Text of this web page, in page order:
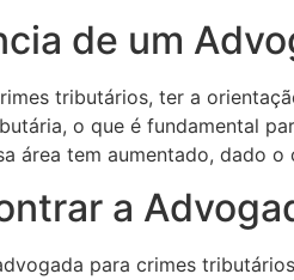
de um
tributários, ter a
o que é fundamental
área tem aumentado, dado
a
para crimes